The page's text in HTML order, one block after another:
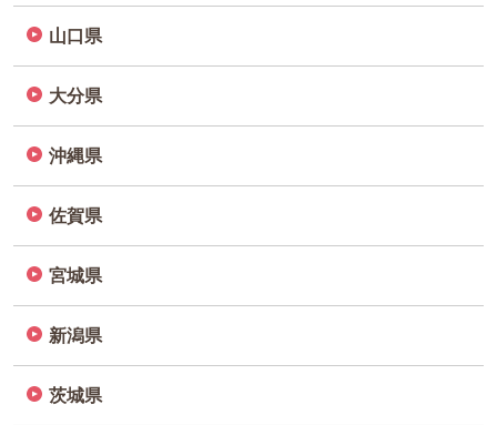
山口県
大分県
沖縄県
佐賀県
宮城県
新潟県
茨城県